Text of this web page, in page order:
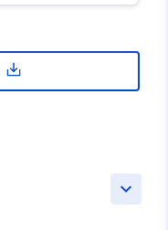
keyboard_arrow_down